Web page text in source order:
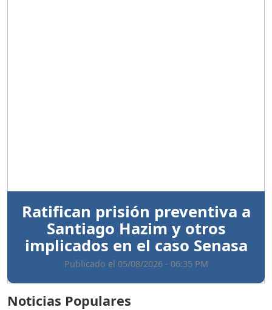
Ratifican prisión preventiva a
Santiago Hazim y otros
implicados en el caso Senasa
Publicado el 05/08/2026 - 06:35 PM
Noticias Populares